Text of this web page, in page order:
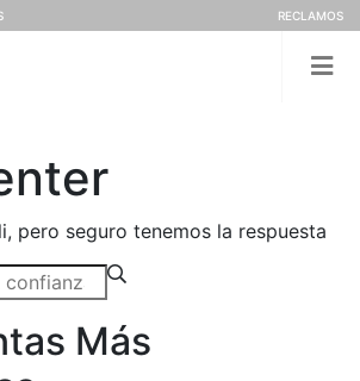
RECLAMOS
pero seguro tenemos la respuesta
Más